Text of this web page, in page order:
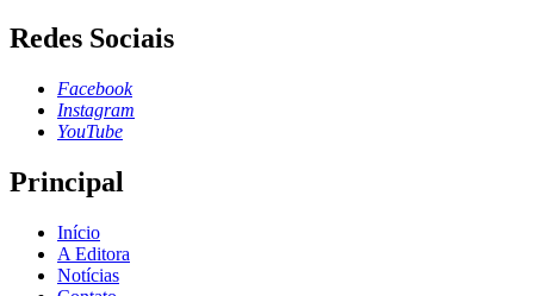
Redes Sociais
Facebook
Instagram
YouTube
Principal
Início
A Editora
Notícias